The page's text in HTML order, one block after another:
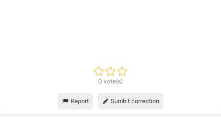
0 vote(s)
Report Sumbit correction